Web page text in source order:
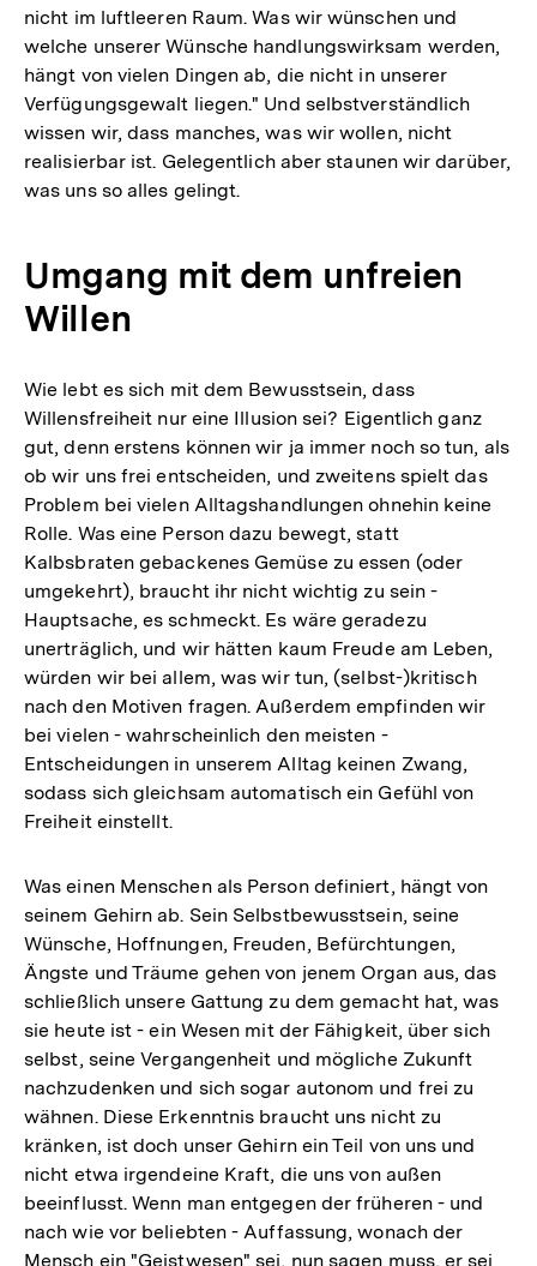
nicht im luftleeren Raum. Was wir wünschen und
welche unserer Wünsche handlungswirksam werden,
hängt von vielen Dingen ab, die nicht in unserer
Verfügungsgewalt liegen." Und selbstverständlich
wissen wir, dass manches, was wir wollen, nicht
realisierbar ist. Gelegentlich aber staunen wir darüber,
was uns so alles gelingt.
Umgang mit dem unfreien
Willen
Wie lebt es sich mit dem Bewusstsein, dass
Willensfreiheit nur eine Illusion sei? Eigentlich ganz
gut, denn erstens können wir ja immer noch so tun, als
ob wir uns frei entscheiden, und zweitens spielt das
Problem bei vielen Alltagshandlungen ohnehin keine
Rolle. Was eine Person dazu bewegt, statt
Kalbsbraten gebackenes Gemüse zu essen (oder
umgekehrt), braucht ihr nicht wichtig zu sein -
Hauptsache, es schmeckt. Es wäre geradezu
unerträglich, und wir hätten kaum Freude am Leben,
würden wir bei allem, was wir tun, (selbst-)kritisch
nach den Motiven fragen. Außerdem empfinden wir
bei vielen - wahrscheinlich den meisten -
Entscheidungen in unserem Alltag keinen Zwang,
sodass sich gleichsam automatisch ein Gefühl von
Freiheit einstellt.
Was einen Menschen als Person definiert, hängt von
seinem Gehirn ab. Sein Selbstbewusstsein, seine
Wünsche, Hoffnungen, Freuden, Befürchtungen,
Ängste und Träume gehen von jenem Organ aus, das
schließlich unsere Gattung zu dem gemacht hat, was
sie heute ist - ein Wesen mit der Fähigkeit, über sich
selbst, seine Vergangenheit und mögliche Zukunft
nachzudenken und sich sogar autonom und frei zu
wähnen. Diese Erkenntnis braucht uns nicht zu
kränken, ist doch unser Gehirn ein Teil von uns und
nicht etwa irgendeine Kraft, die uns von außen
beeinflusst. Wenn man entgegen der früheren - und
nach wie vor beliebten - Auffassung, wonach der
Mensch ein "Geistwesen" sei, nun sagen muss, er sei